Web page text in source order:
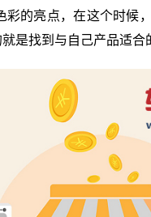
的亮点，在这个时候
是找到与自己产品适合